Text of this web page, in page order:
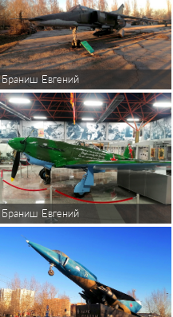
Браниш Евгений
Браниш Евгений